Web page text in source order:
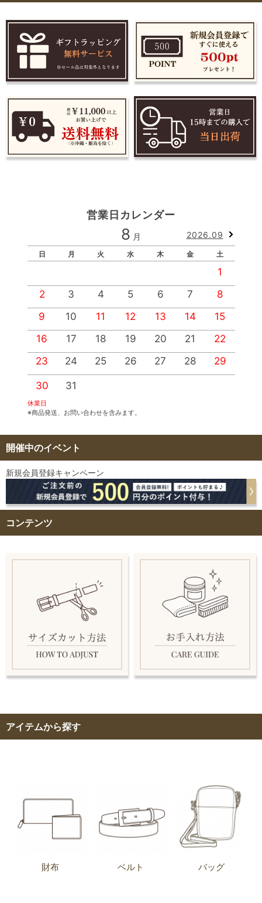
営業日カレンダー
8 月 2026.09
日 月 火 水 木 金 土
1
2
3 4 5 6 7
8
9
10 11 12 13 14
15
16
17 18 19 20 21
22
23
24 25 26 27 28 29
30 31
休業日
※商品発送、お問い合わせを含みます。
開催中のイベント
新規会員登録キャンペーン
コンテンツ
アイテムから探す
財布 ベルト バッグ